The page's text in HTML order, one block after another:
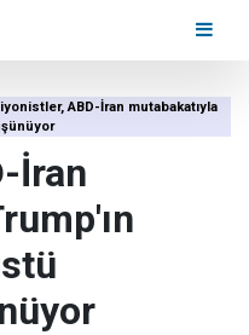
ABD-İran mutabakatıyla
İran